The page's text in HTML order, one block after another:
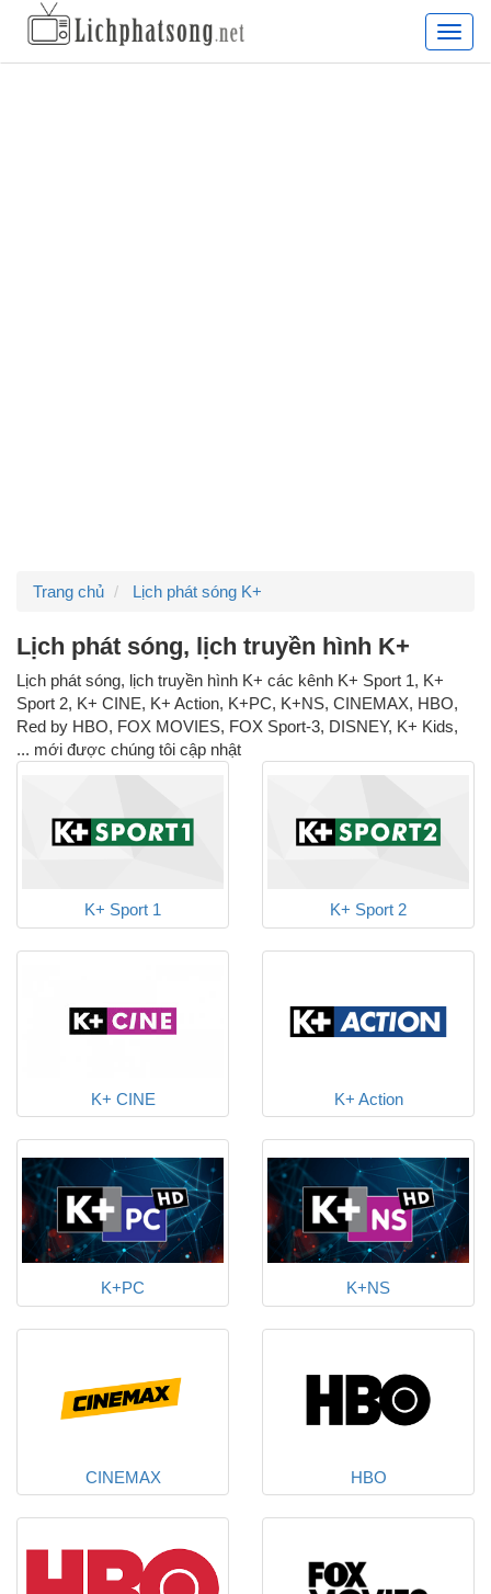
Lịch
Trang chủ Lịch phát sóng K+
Lịch phát sóng, lịch truyền hình K+
Lịch phát sóng, lịch truyền hình K+ các kênh K+ Sport 1, K+
Sport 2, K+ CINE, K+ Action, K+PC, K+NS, CINEMAX, HBO,
Red by HBO, FOX MOVIES, FOX Sport-3, DISNEY, K+ Kids,
... mới được chúng tôi cập nhật
K+ Sport 1 K+ Sport 2
K+ CINE K+ Action
K+PC K+NS
CINEMAX HBO